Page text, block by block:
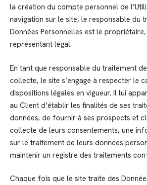
la création du compte personnel de
navigation sur le site, le responsable du
Données Personnelles est le
représentant légal.
En tant que responsable du traitement
collecte, le site s’engage à respecter le
dispositions légales en vigueur. Il lui
au Client d’établir les finalités de ses
données, de fournir à ses prospects et
collecte de leurs consentements, une
sur le traitement de leurs données
maintenir un registre des traitements
Chaque fois que le site traite des